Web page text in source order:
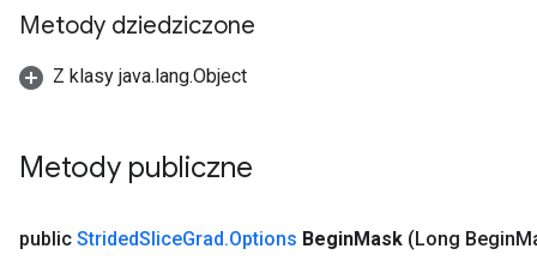
Metody dziedziczone
Z klasy java.lang.Object
Metody publiczne
public StridedSliceGrad.Options BeginMask (Long Begin